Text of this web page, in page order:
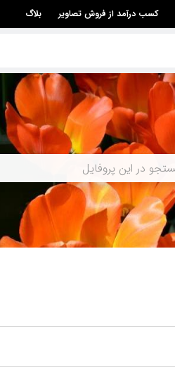
کسب درآمد از فروش تصاویر بلاگ